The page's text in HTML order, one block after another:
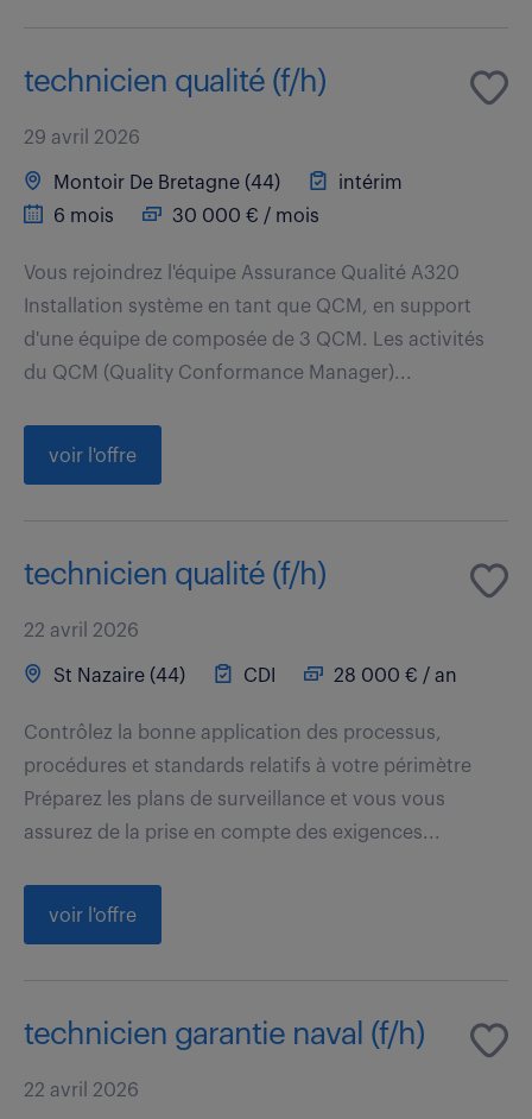
technicien qualité (f/h)
29 avril 2026
Montoir De Bretagne (44)
intérim
6 mois
30 000 € / mois
Vous rejoindrez l'équipe Assurance Qualité A320
Installation système en tant que QCM, en support
d'une équipe de composée de 3 QCM. Les activités
du QCM (Quality Conformance Manager)...
voir l'offre
technicien qualité (f/h)
22 avril 2026
St Nazaire (44) CDI 28 000 € / an
Contrôlez la bonne application des processus,
procédures et standards relatifs à votre périmètre
Préparez les plans de surveillance et vous vous
assurez de la prise en compte des exigences...
voir l'offre
technicien garantie naval (f/h)
22 avril 2026